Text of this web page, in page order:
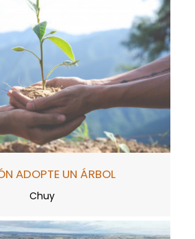
ADOPTE UN ÁRBOL
Chuy